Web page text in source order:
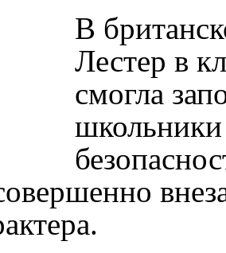
В
Лестер в
смогла
школьники